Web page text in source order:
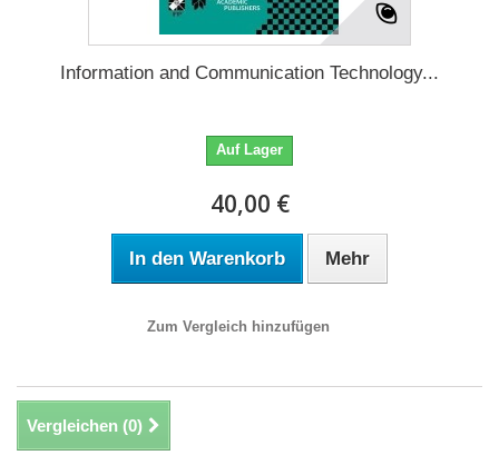
Information and Communication Technology...
Auf Lager
40,00 €
In den Warenkorb Mehr
Zum Vergleich hinzufügen
Vergleichen (0)